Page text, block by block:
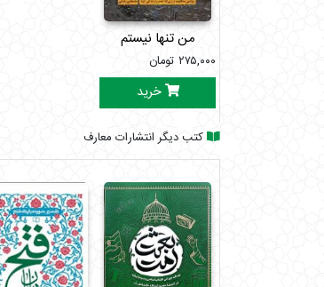
من تنها نیستم
۲۷۵,۰۰۰ تومان
خرید
کتب دیگر انتشارات معارف